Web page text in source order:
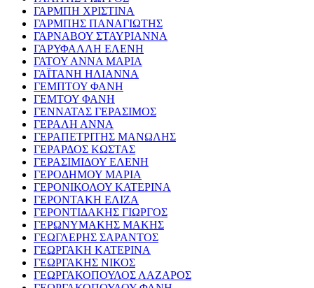
ΓΑΡΜΠΗ ΧΡΙΣΤΙΝΑ
ΓΑΡΜΠΗΣ ΠΑΝΑΓΙΩΤΗΣ
ΓΑΡΝΑΒΟΥ ΣΤΑΥΡΙΑΝΝΑ
ΓΑΡΥΦΑΛΛΗ ΕΛΕΝΗ
ΓΑΤΟΥ ΑΝΝΑ ΜΑΡΙΑ
ΓΑΪΤΑΝΗ ΗΛΙΑΝΝΑ
ΓΕΜΠΤΟΥ ΦΑΝΗ
ΓΕΜΤΟΥ ΦΑΝΗ
ΓΕΝΝΑΤΑΣ ΓΕΡΑΣΙΜΟΣ
ΓΕΡΑΛΗ ΑΝΝΑ
ΓΕΡΑΠΕΤΡΙΤΗΣ ΜΑΝΩΛΗΣ
ΓΕΡΑΡΔΟΣ ΚΩΣΤΑΣ
ΓΕΡΑΣΙΜΙΔΟΥ ΕΛΕΝΗ
ΓΕΡΟΔΗΜΟΥ ΜΑΡΙΑ
ΓΕΡΟΝΙΚΟΛΟΥ ΚΑΤΕΡΙΝΑ
ΓΕΡΟΝΤΑΚΗ ΕΛΙΖΑ
ΓΕΡΟΝΤΙΔΑΚΗΣ ΓΙΩΡΓΟΣ
ΓΕΡΩΝΥΜΑΚΗΣ ΜΑΚΗΣ
ΓΕΩΓΛΕΡΗΣ ΣΑΡΑΝΤΟΣ
ΓΕΩΡΓΑΚΗ ΚΑΤΕΡΙΝΑ
ΓΕΩΡΓΑΚΗΣ ΝΙΚΟΣ
ΓΕΩΡΓΑΚΟΠΟΥΛΟΣ ΛΑΖΑΡΟΣ